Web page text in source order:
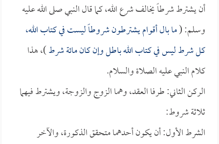
أن يشترط شرطاً يخالف شرع الله، كما قال النبي صلى الله عليه
وسلم: (ما بال أقوام يشترطون شروطاً ليست في كتاب الله،
كل شرط ليس في كتاب الله باطل وإن كان مائة شرط)، هذا
كلام النبي عليه الصلاة والسلام.
الركن الثاني: طرفا العقد، وهما الزوج والزوجة، ويشترط فيهما
ثلاثة شروط:
الشرط الأول: أن يكون أحدهما متحقق الذكورة، والآخر